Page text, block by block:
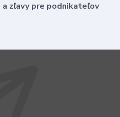
a zľavy pre podnikateľov